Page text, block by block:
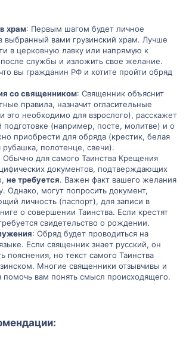
храм: Первым шагом будет личное
выбранный вами грузинский храм. Лучше
в церковную лавку или напрямую к
службы и изложить свое желание.
вы гражданин РФ и хотите пройти обряд
со священником: Священник объяснит
правила, назначит огласительные
это необходимо для взрослого), расскажет
подготовке (например, посте, молитве) и о
приобрести для обряда (крестик, белая
рубашка, полотенце, свечи).
Обычно для самого Таинства Крещения
документов, подтверждающих
не требуется. Важен факт вашего желания
Однако, могут попросить документ,
личность (паспорт), для записи в
о совершении Таинства. Если крестят
свидетельство о рождении.
: Обряд будет проводиться на
Если священник знает русский, он
пояснения, но текст самого Таинства
Многие священники отзывчивы и
помочь вам понять смысл происходящего.